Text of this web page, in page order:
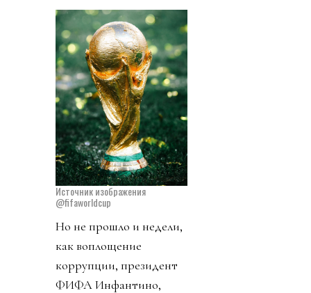
Источник изображения
@fifaworldcup
Но не прошло и недели,
как воплощение
коррупции, президент
ФИФА Инфантино,